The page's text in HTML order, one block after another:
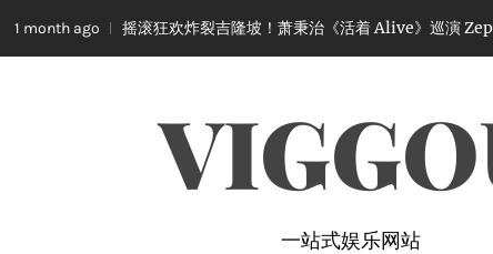
裂吉隆坡！萧秉治《活着 Alive》巡演 Zepp KL 热血开唱 1
一站式娱乐网站